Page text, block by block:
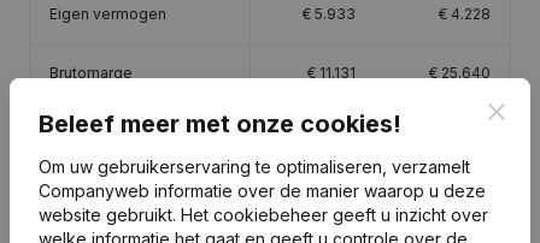
Eigen vermogen € 5.933 € 4.228
Brutomarge € 11.131 € 25.640
Personeel
Beleef meer met onze cookies!
Om uw gebruikerservaring te optimaliseren, verzamelt
Companyweb informatie over de manier waarop u deze
website gebruikt. Het cookiebeheer geeft u inzicht over
welke informatie het gaat en geeft u controle over de